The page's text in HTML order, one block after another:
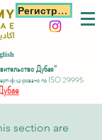
Регистрация
Дубая"
по ISO 29995
section are